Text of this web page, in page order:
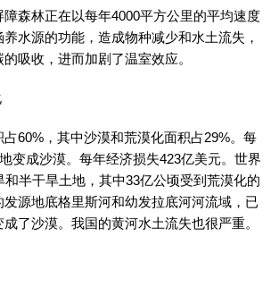
林正在以每年4000平方公里的平均速度
水源的功能，造成物种减少和水土流失，
吸收，进而加剧了温室效应。
，其中沙漠和荒漠化面积占29%。每
变成沙漠。每年经济损失423亿美元。世界
和半干旱土地，其中33亿公顷受到荒漠化的
发源地底格里斯河和幼发拉底河河流域，已
了沙漠。我国的黄河水土流失也很严重。